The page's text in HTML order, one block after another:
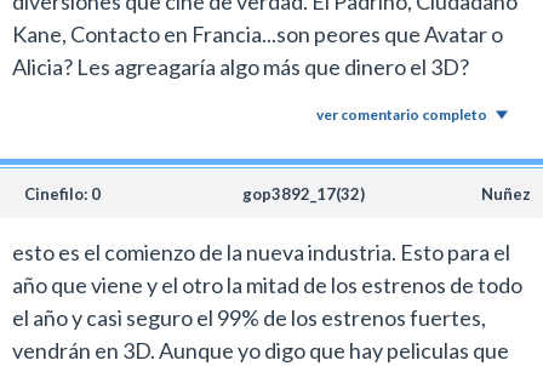
Kane, Contacto en Francia...son peores que Avatar o
Alicia? Les agreagaría algo más que dinero el 3D?
ver comentario completo
Cinefilo: 0 gop3892_17(32) Nuñez
esto es el comienzo de la nueva industria. Esto para el
año que viene y el otro la mitad de los estrenos de todo
el año y casi seguro el 99% de los estrenos fuertes,
vendrán en 3D. Aunque yo digo que hay peliculas que